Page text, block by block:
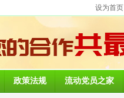
设为首页
政策法规 流动党员之家